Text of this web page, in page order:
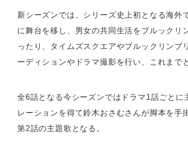
新シーズンでは、シリーズ史上初となる海外
に舞台を移し、男女の共同生活をブルックリ
ったり、タイムズスクエアやブルックリンブ
ーディションやドラマ撮影を行い、これまで
全6話となる今シーズンではドラマ1話ごと
レーションを得て鈴木おさむさんが脚本を
第2話の主題歌となる。